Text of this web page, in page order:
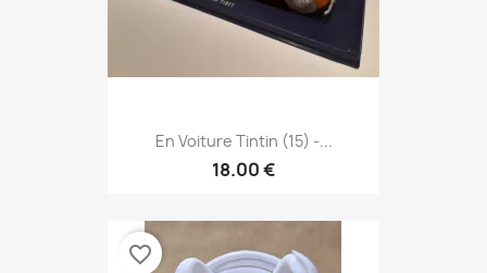
En Voiture Tintin (15) -...
18.00 €
favorite_border